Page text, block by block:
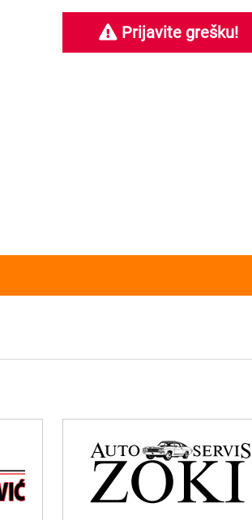
Prijavite grešku!